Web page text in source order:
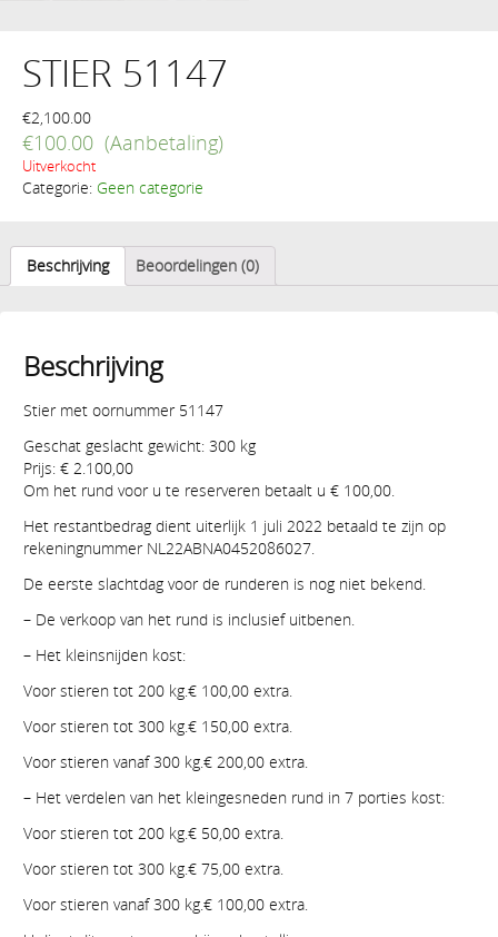
STIER 51147
€2,100.00
€100.00
Uitverkocht
Categorie: Geen categorie
Beschrijving Beoordelingen (0)
Beschrijving
Stier met oornummer 51147
Geschat geslacht gewicht: 300 kg
Prijs: € 2.100,00
Om het rund voor u te reserveren betaalt u € 100,00.
Het restantbedrag dient uiterlijk 1 juli 2022 betaald te zijn op
rekeningnummer NL22ABNA0452086027.
De eerste slachtdag voor de runderen is nog niet bekend.
– De verkoop van het rund is inclusief uitbenen.
– Het kleinsnijden kost:
Voor stieren tot 200 kg.€ 100,00 extra.
Voor stieren tot 300 kg.€ 150,00 extra.
Voor stieren vanaf 300 kg.€ 200,00 extra.
– Het verdelen van het kleingesneden rund in 7 porties kost:
Voor stieren tot 200 kg.€ 50,00 extra.
Voor stieren tot 300 kg.€ 75,00 extra.
Voor stieren vanaf 300 kg.€ 100,00 extra.